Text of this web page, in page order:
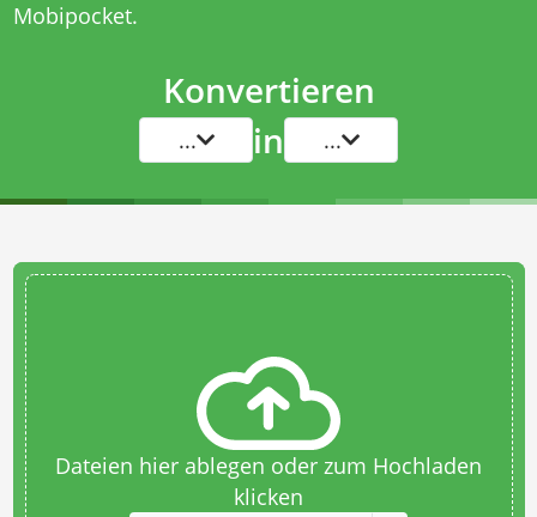
Mobipocket.
Konvertieren
... in ...
Dateien hier ablegen oder zum Hochladen
klicken